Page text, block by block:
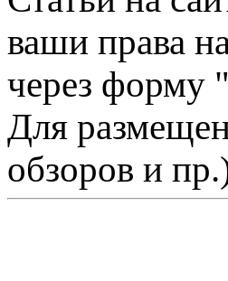
ваши права
через форму
Для
обзоров и